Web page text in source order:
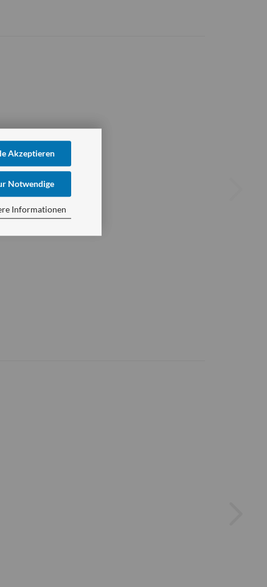
Akzeptieren
Notwendige
Informationen